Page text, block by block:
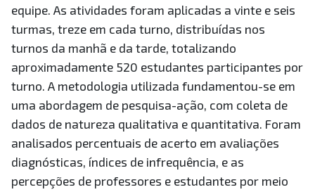
equipe. As atividades foram aplicadas a vinte e seis
turmas, treze em cada turno, distribuídas nos
turnos da manhã e da tarde, totalizando
aproximadamente 520 estudantes participantes por
turno. A metodologia utilizada fundamentou-se em
uma abordagem de pesquisa-ação, com coleta de
dados de natureza qualitativa e quantitativa. Foram
analisados percentuais de acerto em avaliações
diagnósticas, índices de infrequência, e as
percepções de professores e estudantes por meio